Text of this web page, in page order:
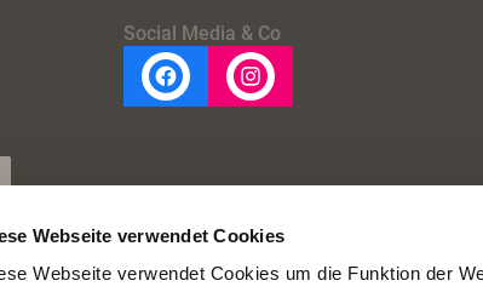
Webseite verwendet Cookies
Webseite verwendet Cookies um die Funktion der
Social Media & Co